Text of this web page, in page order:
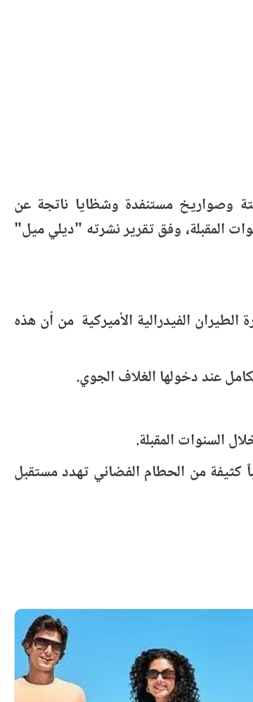
أقماراً ميتة وصواريخ مستنفدة وشظايا ناتجة عن
خطط لإطلاق المزيد في السنوات المقبلة، وفق تقرير نشرته "ديلي ميل"
قمر صناعي جديد، بينما حذّرت إدارة الطيران الفيدرالية الأميركية من أن هذه
عند دخولها الغلاف الجوي.
السنوات المقبلة.
من الحطام الفضائي تهدد مستقبل